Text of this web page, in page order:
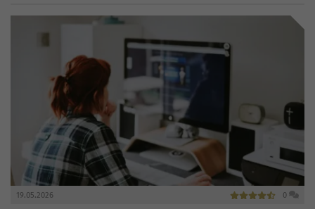
Schlüsselwörter in ihrem spezifischen Geschäftsumfeld ausrichten.
19.05.2026 0